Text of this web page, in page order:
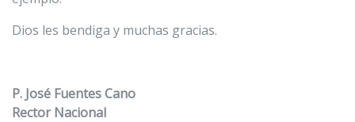
Dios les bendiga y muchas gracias.
P. José Fuentes Cano
Rector Nacional